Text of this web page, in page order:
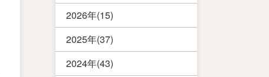
2026年(15)
2025年(37)
2024年(43)